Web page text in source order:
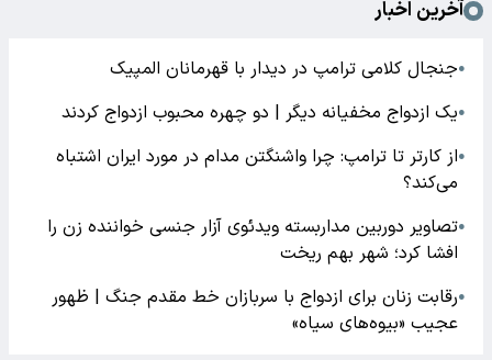
آخرین اخبار
●جنجال کلامی ترامپ در دیدار با قهرمانان المپیک
●یک ازدواج مخفیانه دیگر | دو چهره محبوب ازدواج کردند
●از کارتر تا ترامپ: چرا واشنگتن مدام در مورد ایران اشتباه
می‌کند؟
●تصاویر دوربین مداربسته ویدئوی آزار جنسی خواننده زن را
افشا کرد؛ شهر بهم ریخت
●رقابت زنان برای ازدواج با سربازان خط مقدم جنگ | ظهور
عجیب «بیوه‌های سیاه»